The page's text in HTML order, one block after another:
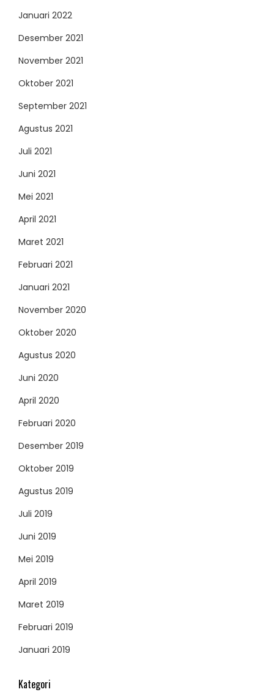
Januari 2022
Desember 2021
November 2021
Oktober 2021
September 2021
Agustus 2021
Juli 2021
Juni 2021
Mei 2021
April 2021
Maret 2021
Februari 2021
Januari 2021
November 2020
Oktober 2020
Agustus 2020
Juni 2020
April 2020
Februari 2020
Desember 2019
Oktober 2019
Agustus 2019
Juli 2019
Juni 2019
Mei 2019
April 2019
Maret 2019
Februari 2019
Januari 2019
Kategori